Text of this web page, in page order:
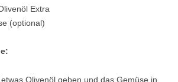
Extra
(optional)
Olivenöl geben und das Gemüse in